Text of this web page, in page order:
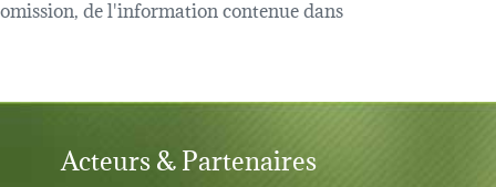
de l'information contenue dans
Acteurs & Partenaires